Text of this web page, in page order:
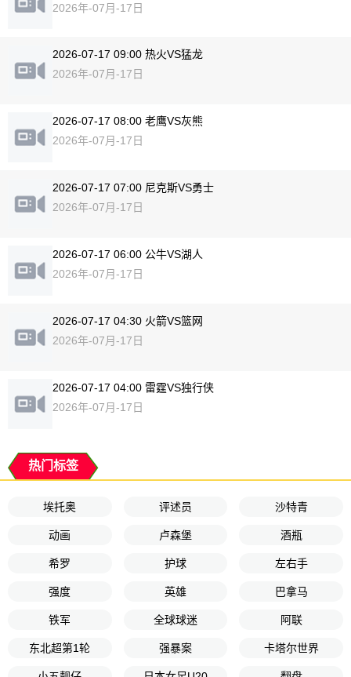
2026年-07月-17日
2026-07-17 09:00 热火VS猛龙
2026年-07月-17日
2026-07-17 08:00 老鹰VS灰熊
2026年-07月-17日
2026-07-17 07:00 尼克斯VS勇士
2026年-07月-17日
2026-07-17 06:00 公牛VS湖人
2026年-07月-17日
2026-07-17 04:30 火箭VS篮网
2026年-07月-17日
2026-07-17 04:00 雷霆VS独行侠
2026年-07月-17日
热门标签
埃托奥 评述员 沙特青
动画 卢森堡 酒瓶
希罗 护球 左右手
强度 英雄 巴拿马
铁军 全球球迷 阿联
东北超第1轮 强暴案 卡塔尔世界